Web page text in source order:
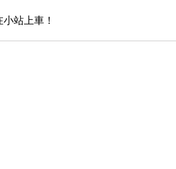
站上車！